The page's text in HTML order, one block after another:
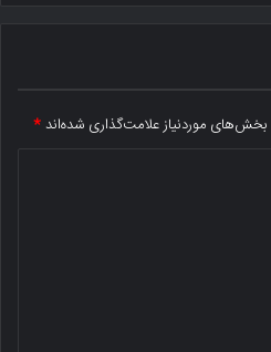
بخش‌های موردنیاز علامت‌گذاری شده‌اند*